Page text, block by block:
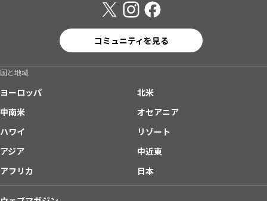
コミュニティを見る
国と地域
ヨーロッパ
北米
中南米
オセアニア
ハワイ
リゾート
アジア
中近東
アフリカ
日本